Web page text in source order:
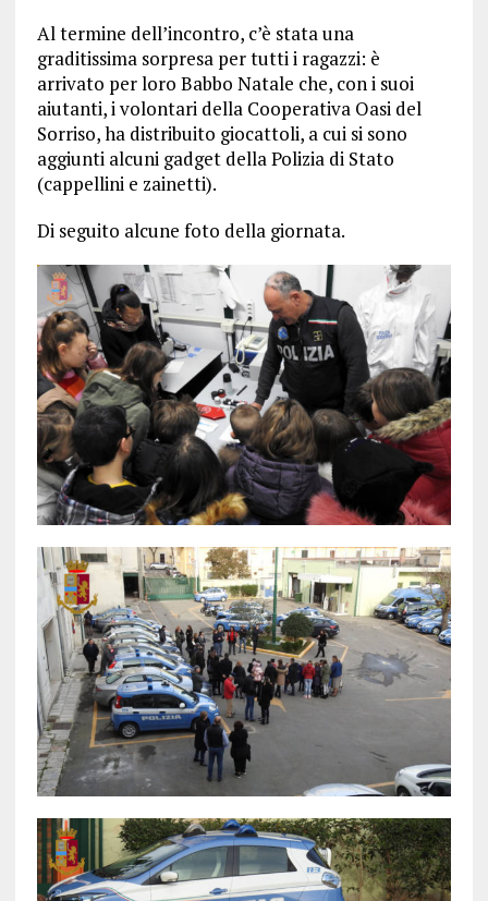
Al termine dell’incontro, c’è stata una
graditissima sorpresa per tutti i ragazzi: è
arrivato per loro Babbo Natale che, con i suoi
aiutanti, i volontari della Cooperativa Oasi del
Sorriso, ha distribuito giocattoli, a cui si sono
aggiunti alcuni gadget della Polizia di Stato
(cappellini e zainetti).
Di seguito alcune foto della giornata.